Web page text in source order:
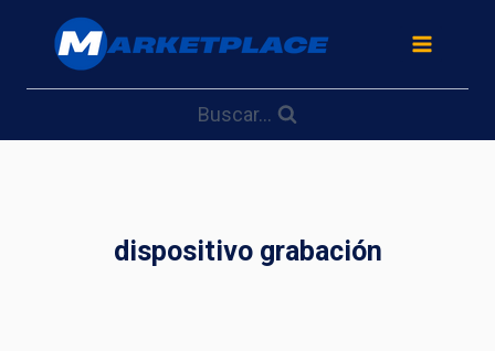
contenido
Buscar...
dispositivo grabación